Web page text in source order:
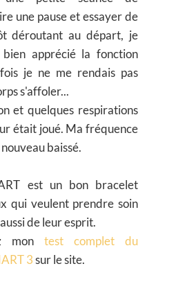
une pause et essayer de
déroutant au départ, je
apprécié la fonction
je ne me rendais pas
s'affoler...
et quelques respirations
était joué. Ma fréquence
baissé.
est un bon bracelet
qui veulent prendre soin
de leur esprit.
mon test complet du
3sur le site.